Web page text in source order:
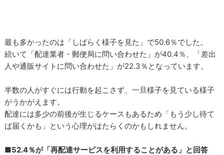
最も多かったのは「しばらく様子を見た」で50.6％でした。
続いて「配達業者・郵便局に問い合わせた」が40.4％、「差出
人や通販サイトに問い合わせた」が22.3％となっています。
半数の人がすぐには行動を起こさず、一旦様子を見ている様子
がうかがえます。
配達には多少の前後が生じるケースもあるため「もう少し待て
ば届くかも」という心理がはたらくのかもしれません。
■52.4％が「再配達サービスを利用することがある」と回答